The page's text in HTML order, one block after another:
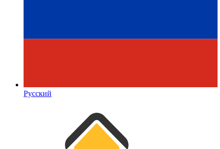
Русский